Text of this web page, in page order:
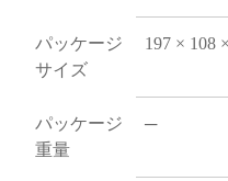
パッケージ
サイズ
197 × 108
パッケージ
重量
─